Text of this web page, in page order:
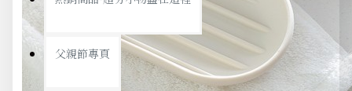
父親節專頁